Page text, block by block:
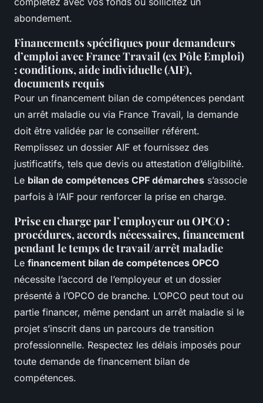
abondement.
Financements spécifiques pour demandeurs
d’emploi avec France Travail (ex Pôle Emploi)
: conditions, aide individuelle (AIF),
documents requis
Pour un financement bilan de compétences pendant
un arrêt maladie ou via France Travail, la demande
doit être validée par le conseiller référent.
Remplissez un dossier AIF et fournissez des
justificatifs, tels que devis ou attestation d’éligibilité.
Le bilan de compétences CPF démarches s’associe
parfois à l’AIF pour renforcer la prise en charge.
Prise en charge par l’employeur ou OPCO :
procédures, accords nécessaires, financement
pendant le temps de travail/arrêt maladie
Le financement bilan de compétences OPCO
nécessite l’accord de l’employeur et un dossier
présenté à l’OPCO de branche. L’OPCO peut tout ou
partie financer, même pendant un arrêt maladie si le
projet s’inscrit dans un parcours de transition
professionnelle. Respectez les délais imposés pour
toute demande de financement bilan de
compétences.